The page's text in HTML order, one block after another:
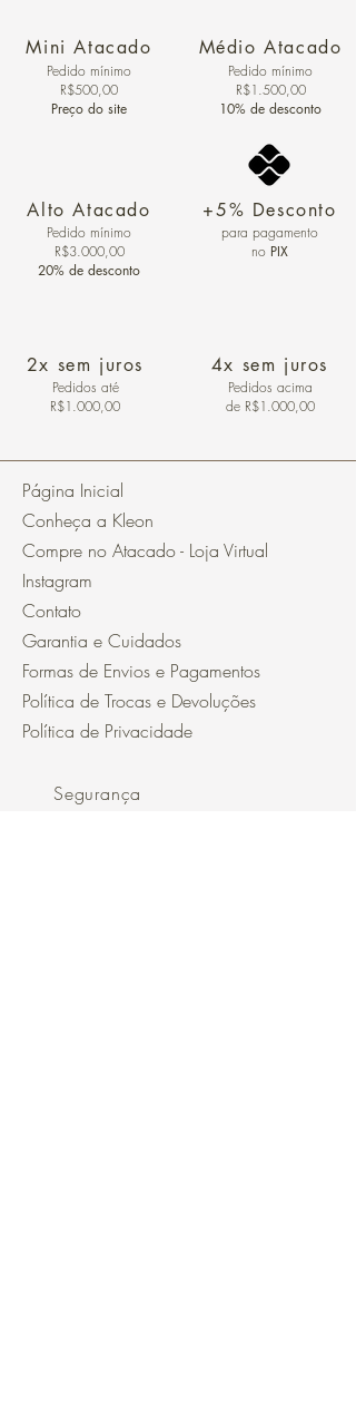
Mini Atacado
Pedido ​mínimo
R$500,00
Preço do site
Alto Atacado
Pedido mínimo
R$3.000,00
20% de desconto
2x sem juros
Pedidos até
R$1.000,00
Médio Atacado
Pedido mínimo
R$1.500,00
10% de desconto
+5% Desconto
para pagamento
no PIX
4x sem juros
Pedidos acima
de R$1.000,00
Página Inicial
Conheça a Kleon
Compre no Atacado - Loja Virtual
Instagram
Contato
Garantia e Cuidados
Formas de Envios e Pagamentos
Política de Trocas e Devoluções
Política de Privacidade
Segurança